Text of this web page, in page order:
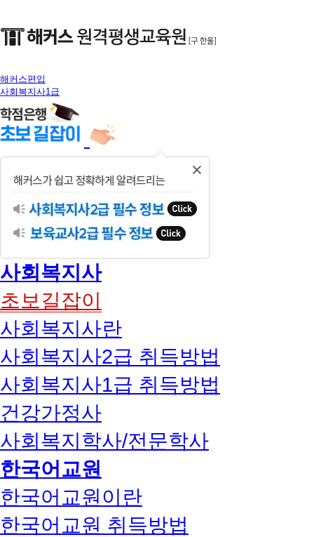
해커스편입
사회복지사1급
사회복지사
초보길잡이
사회복지사란
사회복지사2급 취득방법
사회복지사1급 취득방법
건강가정사
사회복지학사/전문학사
한국어교원
한국어교원이란
한국어교원 취득방법